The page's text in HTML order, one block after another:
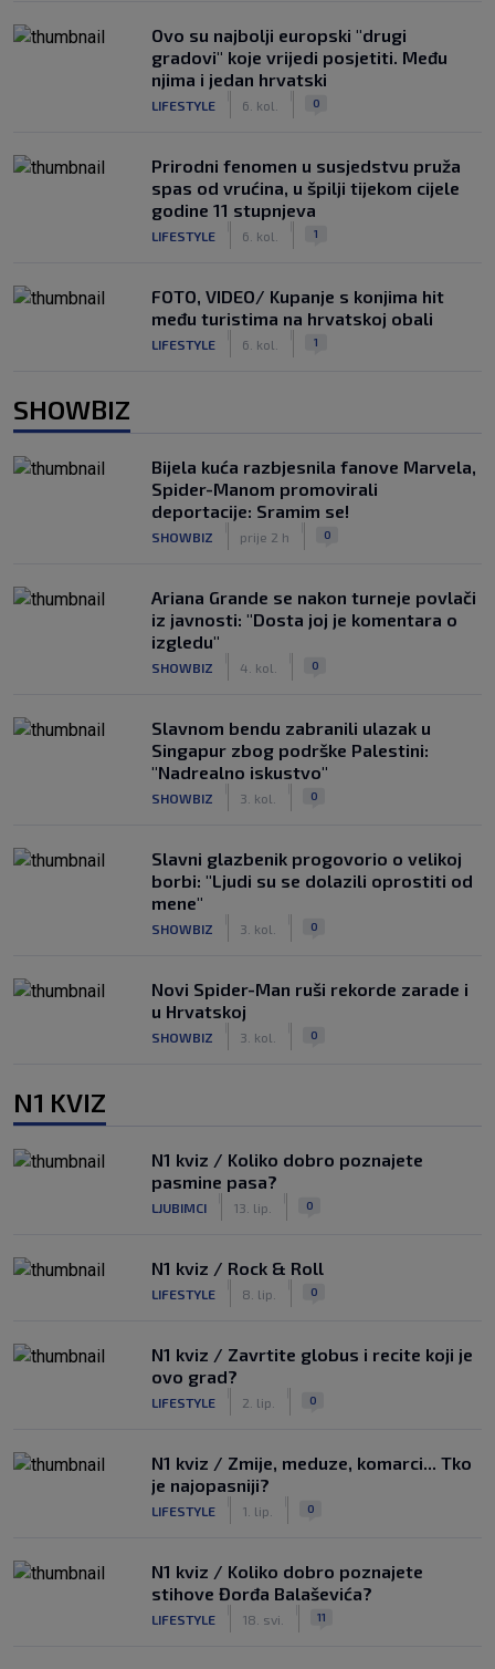
Ovo su najbolji europski "drugi
gradovi" koje vrijedi posjetiti. Među
njima i jedan hrvatski
LIFESTYLE 6. kol. 0
Prirodni fenomen u susjedstvu pruža
spas od vrućina, u špilji tijekom cijele
godine 11 stupnjeva
LIFESTYLE 6. kol. 1
FOTO, VIDEO/ Kupanje s konjima hit
među turistima na hrvatskoj obali
LIFESTYLE 6. kol. 1
SHOWBIZ
Bijela kuća razbjesnila fanove Marvela,
Spider-Manom promovirali
deportacije: Sramim se!
SHOWBIZ prije 2 h 0
Ariana Grande se nakon turneje povlači
iz javnosti: "Dosta joj je komentara o
izgledu"
SHOWBIZ 4. kol. 0
Slavnom bendu zabranili ulazak u
Singapur zbog podrške Palestini:
"Nadrealno iskustvo"
SHOWBIZ 3. kol. 0
Slavni glazbenik progovorio o velikoj
borbi: "Ljudi su se dolazili oprostiti od
mene"
SHOWBIZ 3. kol. 0
Novi Spider-Man ruši rekorde zarade i
u Hrvatskoj
SHOWBIZ 3. kol. 0
N1 KVIZ
N1 kviz / Koliko dobro poznajete
pasmine pasa?
LJUBIMCI 13. lip. 0
N1 kviz / Rock & Roll
LIFESTYLE 8. lip. 0
N1 kviz / Zavrtite globus i recite koji je
ovo grad?
LIFESTYLE 2. lip. 0
N1 kviz / Zmije, meduze, komarci... Tko
je najopasniji?
LIFESTYLE 1. lip. 0
N1 kviz / Koliko dobro poznajete
stihove Đorđa Balaševića?
LIFESTYLE 18. svi. 11